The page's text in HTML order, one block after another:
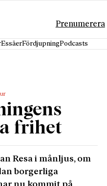
Prenumerera
EssäerFördjupningPodcasts
frihet
Resa i månljus, om
borgerliga